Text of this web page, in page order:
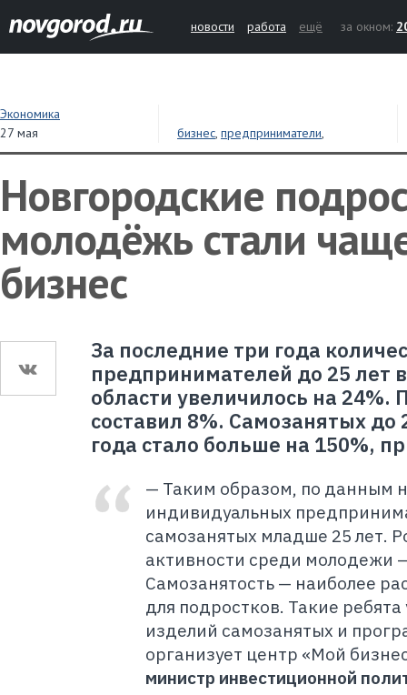
новости работа ещё за окном:
Экономика
27 мая
бизнес, предприниматели,
самозанятость
Новгородские
молодёжь стали
бизнес
За последние три года
предпринимателей до 25 лет
области увеличилось на 24%.
составил 8%. Самозанятых до
года стало больше на 150%,
— Таким образом, по данным
индивидуальных
самозанятых младше 25 лет.
активности среди молодежи
Самозанятость — наиболее
для подростков. Такие
изделий самозанятых и
организует центр «Мой
министр инвестиционной